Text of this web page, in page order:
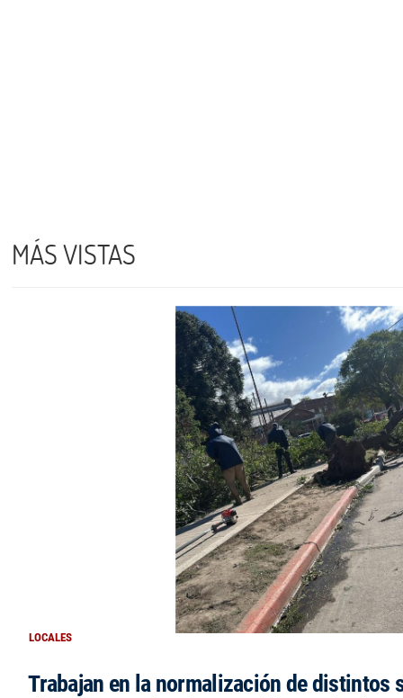
MÁS VISTAS
LOCALES
Trabajan en la normalización de distintos